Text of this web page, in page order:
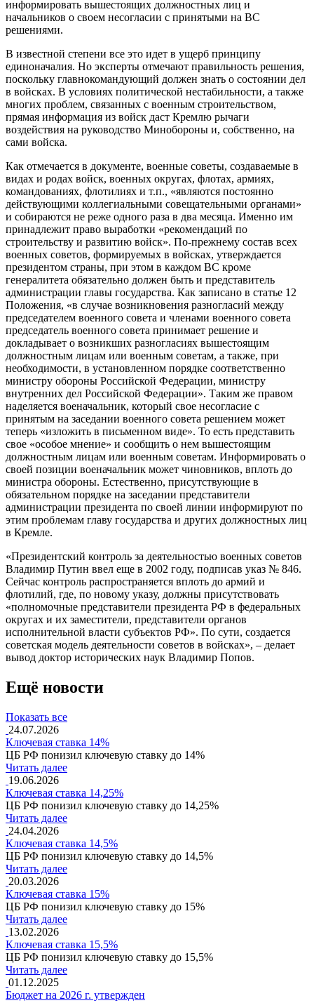
информировать вышестоящих должностных лиц и
начальников о своем несогласии с принятыми на ВС
решениями.
В известной степени все это идет в ущерб принципу
единоначалия. Но эксперты отмечают правильность решения,
поскольку главнокомандующий должен знать о состоянии дел
в войсках. В условиях политической нестабильности, а также
многих проблем, связанных с военным строительством,
прямая информация из войск даст Кремлю рычаги
воздействия на руководство Минобороны и, собственно, на
сами войска.
Как отмечается в документе, военные советы, создаваемые в
видах и родах войск, военных округах, флотах, армиях,
командованиях, флотилиях и т.п., «являются постоянно
действующими коллегиальными совещательными органами»
и собираются не реже одного раза в два месяца. Именно им
принадлежит право выработки «рекомендаций по
строительству и развитию войск». По-прежнему состав всех
военных советов, формируемых в войсках, утверждается
президентом страны, при этом в каждом ВС кроме
генералитета обязательно должен быть и представитель
администрации главы государства. Как записано в статье 12
Положения, «в случае возникновения разногласий между
председателем военного совета и членами военного совета
председатель военного совета принимает решение и
докладывает о возникших разногласиях вышестоящим
должностным лицам или военным советам, а также, при
необходимости, в установленном порядке соответственно
министру обороны Российской Федерации, министру
внутренних дел Российской Федерации». Таким же правом
наделяется военачальник, который свое несогласие с
принятым на заседании военного совета решением может
теперь «изложить в письменном виде». То есть представить
свое «особое мнение» и сообщить о нем вышестоящим
должностным лицам или военным советам. Информировать о
своей позиции военачальник может чиновников, вплоть до
министра обороны. Естественно, присутствующие в
обязательном порядке на заседании представители
администрации президента по своей линии информируют по
этим проблемам главу государства и других должностных лиц
в Кремле.
«Президентский контроль за деятельностью военных советов
Владимир Путин ввел еще в 2002 году, подписав указ № 846.
Сейчас контроль распространяется вплоть до армий и
флотилий, где, по новому указу, должны присутствовать
«полномочные представители президента РФ в федеральных
округах и их заместители, представители органов
исполнительной власти субъектов РФ». По сути, создается
советская модель деятельности советов в войсках», – делает
вывод доктор исторических наук Владимир Попов.
Ещё новости
Показать все
24.07.2026
Ключевая ставка 14%
ЦБ РФ понизил ключевую ставку до 14%
Читать далее
19.06.2026
Ключевая ставка 14,25%
ЦБ РФ понизил ключевую ставку до 14,25%
Читать далее
24.04.2026
Ключевая ставка 14,5%
ЦБ РФ понизил ключевую ставку до 14,5%
Читать далее
20.03.2026
Ключевая ставка 15%
ЦБ РФ понизил ключевую ставку до 15%
Читать далее
13.02.2026
Ключевая ставка 15,5%
ЦБ РФ понизил ключевую ставку до 15,5%
Читать далее
01.12.2025
Бюджет на 2026 г. утвержден